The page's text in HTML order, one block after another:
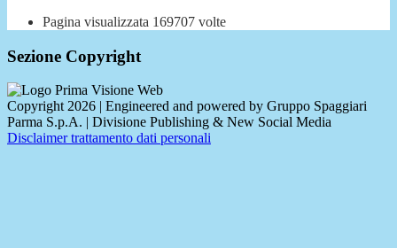
Pagina visualizzata 169707 volte
Sezione Copyright
Copyright 2026 | Engineered and powered by Gruppo Spaggiari
Parma S.p.A. | Divisione Publishing & New Social Media
Disclaimer trattamento dati personali